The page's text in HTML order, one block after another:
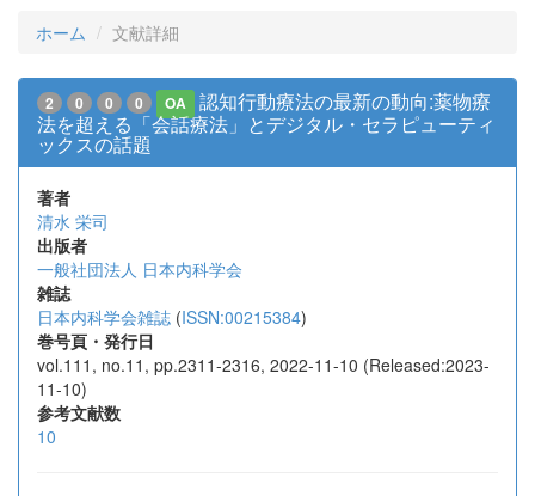
ホーム 文献詳細
2 0 0 0 OA
認知行動療法の最新の動向:薬物療
法を超える「会話療法」とデジタル・セラピューティ
ックスの話題
著者
清水 栄司
出版者
一般社団法人 日本内科学会
雑誌
日本内科学会雑誌 (ISSN:00215384)
巻号頁・発行日
vol.111, no.11, pp.2311-2316, 2022-11-10 (Released:2023-
11-10)
参考文献数
10